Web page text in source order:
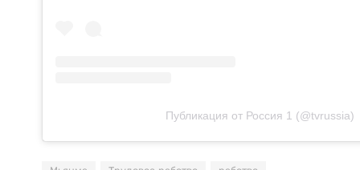
Публикация от Россия 1 (@tvrussia)